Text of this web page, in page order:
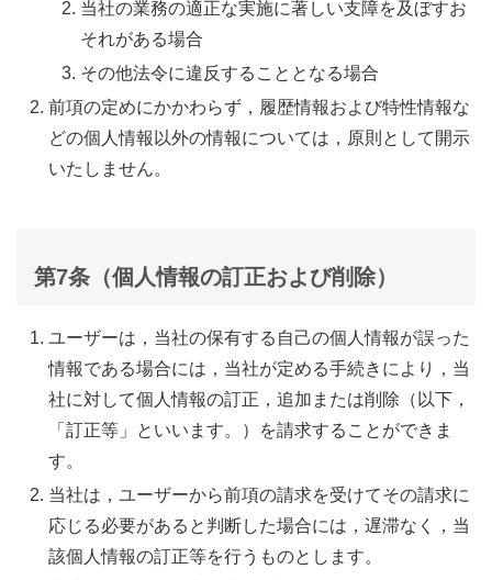
当社の業務の適正な実施に著しい支障を及ぼすお
それがある場合
その他法令に違反することとなる場合
前項の定めにかかわらず，履歴情報および特性情報な
どの個人情報以外の情報については，原則として開示
いたしません。
第7条（個人情報の訂正および削除）
ユーザーは，当社の保有する自己の個人情報が誤った
情報である場合には，当社が定める手続きにより，当
社に対して個人情報の訂正，追加または削除（以下，
「訂正等」といいます。）を請求することができま
す。
当社は，ユーザーから前項の請求を受けてその請求に
応じる必要があると判断した場合には，遅滞なく，当
該個人情報の訂正等を行うものとします。